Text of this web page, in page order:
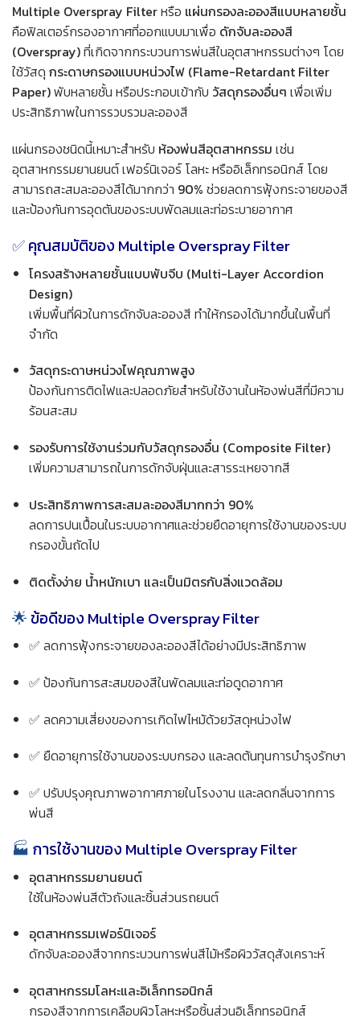
Multiple Overspray Filterหรือ แผ่นกรองละอองสีแบบหลายชั้น
คือฟิลเตอร์กรองอากาศที่ออกแบบมาเพื่อ ดักจับละอองสี
(Overspray)ที่เกิดจากกระบวนการพ่นสีในอุตสาหกรรมต่างๆ โดย
ใช้วัสดุ กระดาษกรองแบบหน่วงไฟ (Flame-Retardant Filter
Paper)พับหลายชั้น หรือประกอบเข้ากับ วัสดุกรองอื่นๆ เพื่อเพิ่ม
ประสิทธิภาพในการรวบรวมละอองสี
แผ่นกรองชนิดนี้เหมาะสำหรับ ห้องพ่นสีอุตสาหกรรม เช่น
อุตสาหกรรมยานยนต์ เฟอร์นิเจอร์ โลหะ หรืออิเล็กทรอนิกส์ โดย
สามารถสะสมละอองสีได้มากกว่า 90% ช่วยลดการฟุ้งกระจายของสี
และป้องกันการอุดตันของระบบพัดลมและท่อระบายอากาศ
✅คุณสมบัติของ Multiple Overspray Filter
โครงสร้างหลายชั้นแบบพับจีบ (Multi-Layer Accordion
Design)
เพิ่มพื้นที่ผิวในการดักจับละอองสี ทำให้กรองได้มากขึ้นในพื้นที่
จำกัด
วัสดุกระดาษหน่วงไฟคุณภาพสูง
ป้องกันการติดไฟและปลอดภัยสำหรับใช้งานในห้องพ่นสีที่มีความ
ร้อนสะสม
รองรับการใช้งานร่วมกับวัสดุกรองอื่น (Composite Filter)
เพิ่มความสามารถในการดักจับฝุ่นและสารระเหยจากสี
ประสิทธิภาพการสะสมละอองสีมากกว่า 90%
ลดการปนเปื้อนในระบบอากาศและช่วยยืดอายุการใช้งานของระบบ
กรองขั้นถัดไป
ติดตั้งง่าย น้ำหนักเบา และเป็นมิตรกับสิ่งแวดล้อม
🌟ข้อดีของ Multiple Overspray Filter
✅ ลดการฟุ้งกระจายของละอองสีได้อย่างมีประสิทธิภาพ
✅ ป้องกันการสะสมของสีในพัดลมและท่อดูดอากาศ
✅ ลดความเสี่ยงของการเกิดไฟไหม้ด้วยวัสดุหน่วงไฟ
✅ ยืดอายุการใช้งานของระบบกรอง และลดต้นทุนการบำรุงรักษา
✅ ปรับปรุงคุณภาพอากาศภายในโรงงาน และลดกลิ่นจากการ
พ่นสี
🏭 การใช้งานของ Multiple Overspray Filter
อุตสาหกรรมยานยนต์
ใช้ในห้องพ่นสีตัวถังและชิ้นส่วนรถยนต์
อุตสาหกรรมเฟอร์นิเจอร์
ดักจับละอองสีจากกระบวนการพ่นสีไม้หรือผิววัสดุสังเคราะห์
อุตสาหกรรมโลหะและอิเล็กทรอนิกส์
กรองสีจากการเคลือบผิวโลหะหรือชิ้นส่วนอิเล็กทรอนิกส์